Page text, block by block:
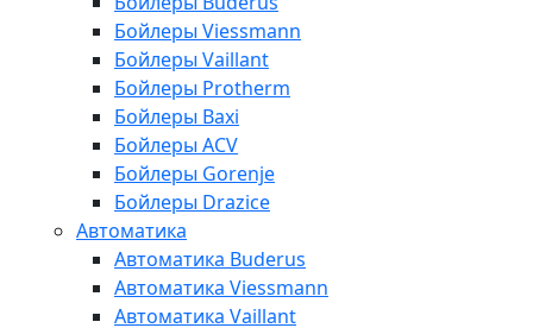
Бойлеры Viessmann
Бойлеры Vaillant
Бойлеры Protherm
Бойлеры Baxi
Бойлеры ACV
Бойлеры Gorenje
Бойлеры Drazice
Автоматика
Автоматика Buderus
Автоматика Viessmann
Автоматика Vaillant